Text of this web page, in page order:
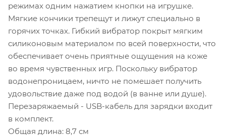
режимах одним нажатием кнопки на игрушке.
Мягкие кончики трепещут и лижут специально в
горячих точках. Гибкий вибратор покрыт мягким
силиконовым материалом по всей поверхности, что
обеспечивает очень приятные ощущения на коже
во время чувственных игр. Поскольку вибратор
водонепроницаем, ничто не помешает получить
удовольствие даже под водой (в ванне или душе).
Перезаряжаемый - USB-кабель для зарядки входит
в комплект.
Общая длина: 8,7 см